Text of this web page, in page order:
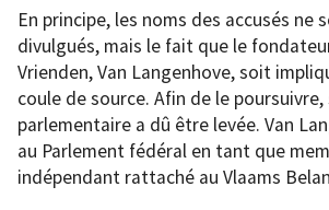
En principe, les noms des accusés ne
divulgués, mais le fait que le
Vrienden, Van Langenhove, soit
coule de source. Afin de le
parlementaire a dû être levée. Van
au Parlement fédéral en tant que
indépendant rattaché au Vlaams